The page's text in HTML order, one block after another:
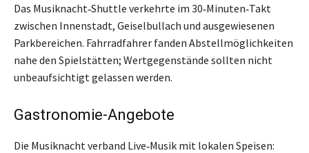
Das Musiknacht‑Shuttle verkehrte im 30‑Minuten‑Takt
zwischen Innenstadt, Geiselbullach und ausgewiesenen
Parkbereichen. Fahrradfahrer fanden Abstellmöglichkeiten
nahe den Spielstätten; Wertgegenstände sollten nicht
unbeaufsichtigt gelassen werden.
Gastronomie-Angebote
Die Musiknacht verband Live‑Musik mit lokalen Speisen: